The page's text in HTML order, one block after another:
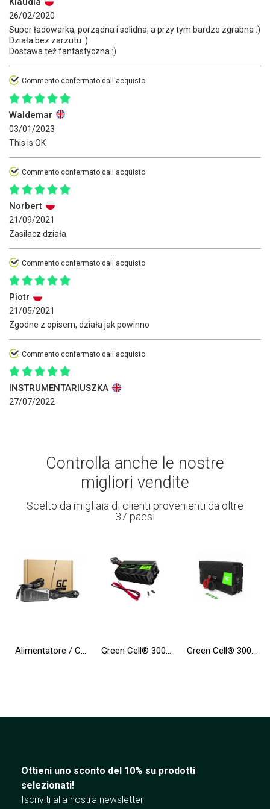
26/02/2020
Super ładowarka, porządna i solidna, a przy tym bardzo zgrabna :)
Działa bez zarzutu :)
Dostawa też fantastyczna :)
Commento confermato dall'acquisto
Waldemar
03/01/2023
This is OK
Commento confermato dall'acquisto
Norbert
21/09/2021
Zasilacz działa.
Commento confermato dall'acquisto
Piotr
21/05/2021
Zgodne z opisem, działa jak powinno
Commento confermato dall'acquisto
INSTRUMENTARIUSZKA
27/07/2022
Controlla anche le nostre
migliori vendite
Scelto da migliaia di clienti provenienti da oltre
37 paesi
Alimentatore / Caricatore Green Cell PRO 19.5V 4.62A 90W per Dell Inspiron 15R N5010 N5110 Latitude E6410 E6420 E6430 E6510 Green Cell® 300W/600W Invertitore Onda Pura DC 12V AC 230V UPS Inverter Peak Onduleur Green Cell® 3000W/6000W Invertitore Onda Pura DC 24V AC 230V Convertitore di tensione
Ottieni uno sconto del 10% su prodotti
selezionati!
Iscriviti alla nostra newsletter